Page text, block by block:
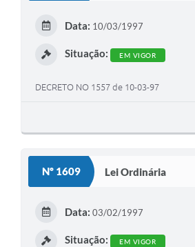
Data: 10/03/1997
Situação: EM VIGOR
DECRETO NO 1557 de 10-03-97
Nº 1609 Lei Ordinária
Data: 03/02/1997
Situação: EM VIGOR